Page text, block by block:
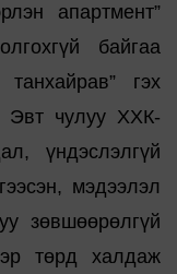
апартмент”
байгаа
гэх
Эвт чулуу ХХК-
үндэслэлгүй
мэдээлэл
зөвшөөрөлгүй
төрд халдаж